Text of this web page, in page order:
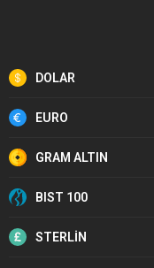
DOLAR
EURO
GRAM ALTIN
BIST 100
STERLİN